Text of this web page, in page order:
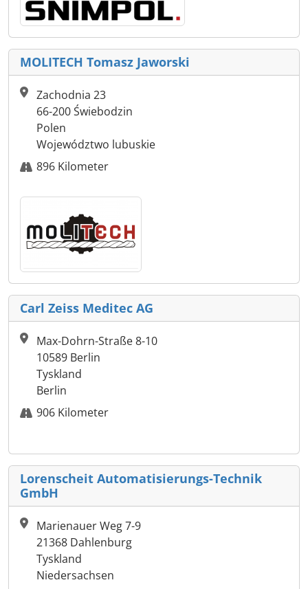
MOLITECH Tomasz Jaworski
Zachodnia 23
66-200 Świebodzin
Polen
Województwo lubuskie
896 Kilometer
Carl Zeiss Meditec AG
Max-Dohrn-Straße 8-10
10589 Berlin
Tyskland
Berlin
906 Kilometer
Lorenscheit Automatisierungs-Technik
GmbH
Marienauer Weg 7-9
21368 Dahlenburg
Tyskland
Niedersachsen